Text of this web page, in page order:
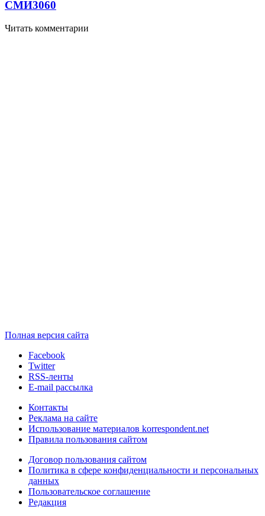
СМИ3060
Читать комментарии
Полная версия сайта
Facebook
Twitter
RSS-ленты
E-mail рассылка
Контакты
Реклама на сайте
Использование материалов korrespondent.net
Правила пользования сайтом
Договор пользования сайтом
Политика в сфере конфиденциальности и персональных
данных
Пользовательское соглашение
Редакция